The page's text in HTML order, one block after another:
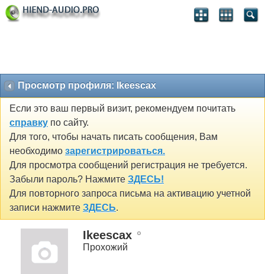
Просмотр профиля: Ikeescax
Если это ваш первый визит, рекомендуем почитать
справку по сайту.
Для того, чтобы начать писать сообщения, Вам
необходимо зарегистрироваться.
Для просмотра сообщений регистрация не требуется.
Забыли пароль? Нажмите ЗДЕСЬ!
Для повторного запроса письма на активацию учетной
записи нажмите ЗДЕСЬ.
Ikeescax
Прохожий